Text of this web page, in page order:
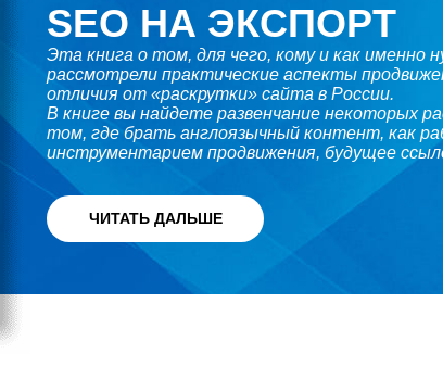
SEO НА ЭКСПОРТ
Эта книга о том, для чего, кому и как именно
рассмотрели практические аспекты
отличия от «раскрутки» сайта в России.
В книге вы найдете развенчание некоторых
том, где брать англоязычный контент, как
инструментарием продвижения, будущее
ЧИТАТЬ ДАЛЬШЕ